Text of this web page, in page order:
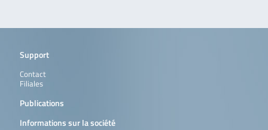
Support
Contact
Filiales
Publications
Informations sur la société